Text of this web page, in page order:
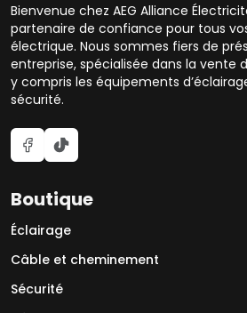
Bienvenue chez AEG Alliance
partenaire de confiance pour tous
électrique. Nous sommes fiers de
entreprise, spécialisée dans la vente
y compris les équipements
sécurité.
Boutique
Éclairage
Câble et cheminement
Sécurité